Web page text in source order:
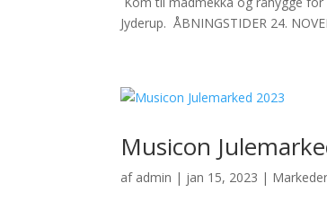
Jyderup. ÅBNINGSTIDER 24.
Musicon
af admin | jan 15, 2023 | Markeder